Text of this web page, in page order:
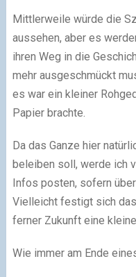
Mittlerweile würde die
aussehen, aber es
ihren Weg in die
mehr ausgeschmückt
es war ein kleiner
Papier brachte.
Da das Ganze hier
beleiben soll, werde ich
Infos posten, sofern
Vielleicht festigt sich
ferner Zukunft eine
Wie immer am Ende